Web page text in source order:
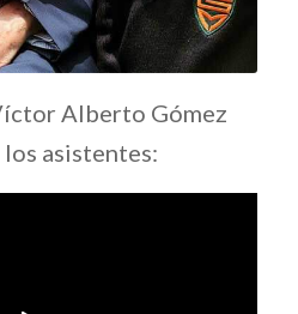
Alberto Gómez
asistentes: